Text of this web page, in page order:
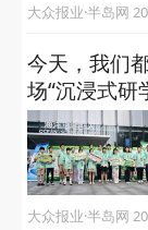
大
今天，我们
场“沉浸式研
大